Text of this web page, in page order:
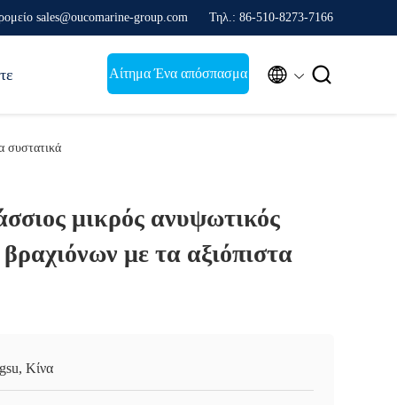
sales@oucomarine-group.com Τηλ.: 86-510-8273-7166
Αίτημα Ένα απόσπασμα  
συστατικά
μικρός ανυψωτικός
με τα αξιόπιστα
Κίνα